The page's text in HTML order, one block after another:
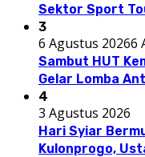
Sektor Sport
3
6 Agustus 20266
Sambut HUT
Gelar Lomba
4
3 Agustus 2026
Hari Syiar
Kulonprogo,